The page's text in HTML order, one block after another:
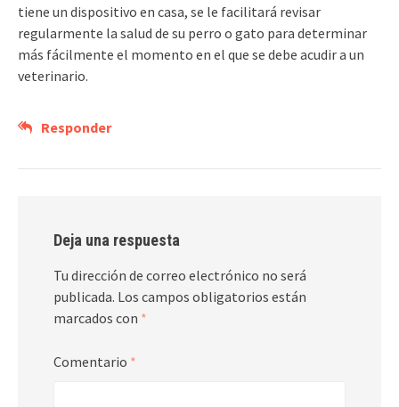
tiene un dispositivo en casa, se le facilitará revisar
regularmente la salud de su perro o gato para determinar
más fácilmente el momento en el que se debe acudir a un
veterinario.
Responder
Deja una respuesta
Tu dirección de correo electrónico no será
publicada. Los campos obligatorios están
marcados con *
Comentario *